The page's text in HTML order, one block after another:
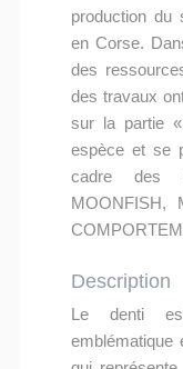
production du
en Corse.
des
des travaux
sur la partie
espèce et se
cadre des
MOONFISH,
Description
Le denti
emblématique